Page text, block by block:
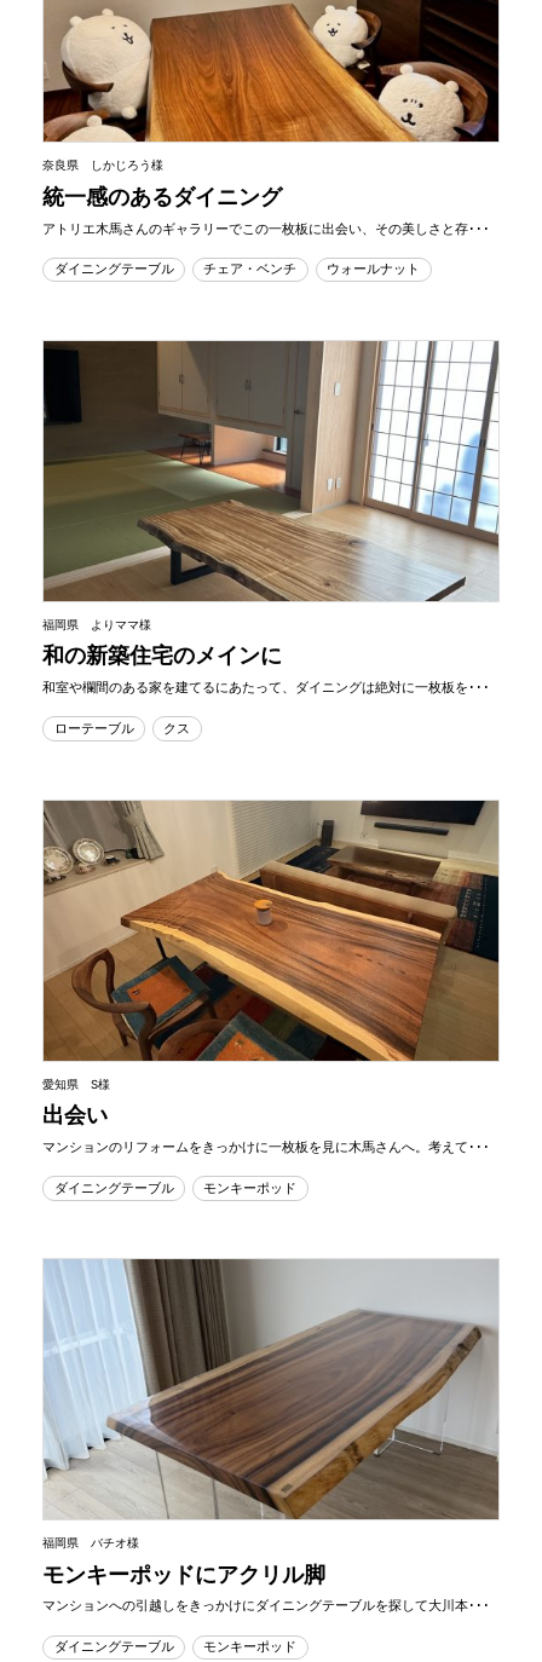
奈良県 しかじろう様
統一感のあるダイニング
アトリエ木馬さんのギャラリーでこの一枚板に出会い、その美しさと存･･･
ダイニングテーブル チェア・ベンチ ウォールナット
福岡県 よりママ様
和の新築住宅のメインに
和室や欄間のある家を建てるにあたって、ダイニングは絶対に一枚板を･･･
ローテーブル クス
愛知県 S様
出会い
マンションのリフォームをきっかけに一枚板を見に木馬さんへ。考えて･･･
ダイニングテーブル モンキーポッド
福岡県 バチオ様
モンキーポッドにアクリル脚
マンションへの引越しをきっかけにダイニングテーブルを探して大川本･･･
ダイニングテーブル モンキーポッド